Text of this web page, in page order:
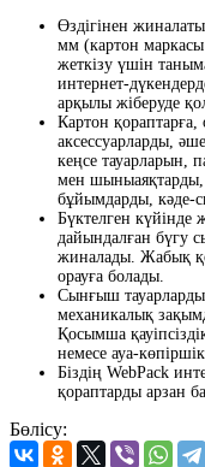
Өздігінен
мм (картон маркасы
жеткізу үшін
интернет-
арқылы жіберуде
Картон
аксессуарларды,
кеңсе тауарларын,
мен
бұйымдарды, кәде-
Бүктелген күйінде
дайындалған бүгу
жиналады. Жабық
орауға болады.
Сынғыш тауарларды
механикалық
Қосымша
немесе ауа-
Біздің WebPack
қораптарды арзан
Бөлісу: